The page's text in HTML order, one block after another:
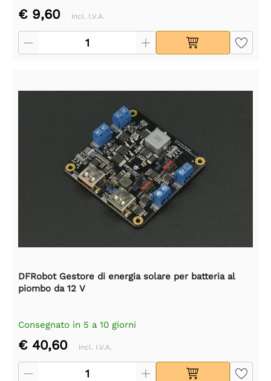
€ 9,60 incl. I.V.A.
DFRobot Gestore di energia solare per batteria al
piombo da 12 V
Consegnato in 5 a 10 giorni
€ 40,60 incl. I.V.A.